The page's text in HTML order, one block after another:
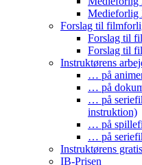
Medieforlig
Forslag til
Forslag til
Forslag til
Instruktørens
… på
… på
… på
instruktion)
… på
… på
Instruktørens
IB-Prisen